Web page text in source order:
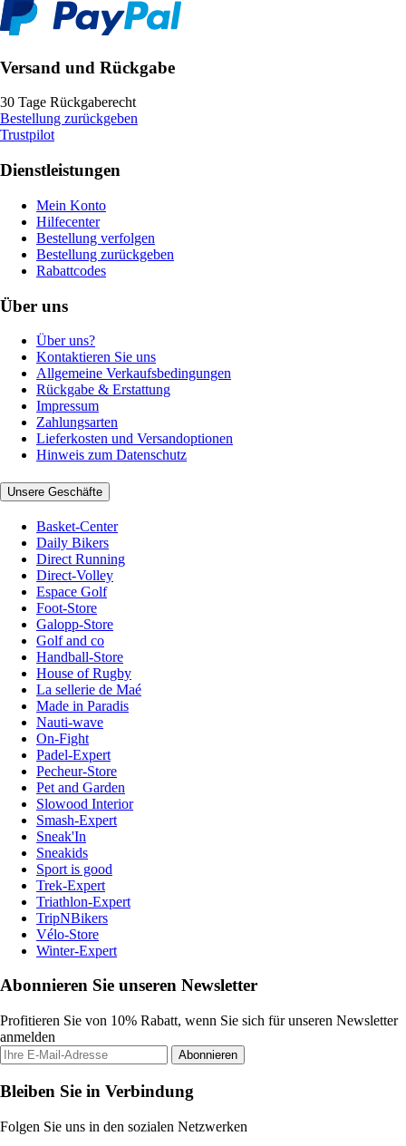
Versand und Rückgabe
30 Tage Rückgaberecht
Bestellung zurückgeben
Trustpilot
Dienstleistungen
Mein Konto
Hilfecenter
Bestellung verfolgen
Bestellung zurückgeben
Rabattcodes
Über uns
Über uns?
Kontaktieren Sie uns
Allgemeine Verkaufsbedingungen
Rückgabe & Erstattung
Impressum
Zahlungsarten
Lieferkosten und Versandoptionen
Hinweis zum Datenschutz
Unsere Geschäfte
Basket-Center
Daily Bikers
Direct Running
Direct-Volley
Espace Golf
Foot-Store
Galopp-Store
Golf and co
Handball-Store
House of Rugby
La sellerie de Maé
Made in Paradis
Nauti-wave
On-Fight
Padel-Expert
Pecheur-Store
Pet and Garden
Slowood Interior
Smash-Expert
Sneak'In
Sneakids
Sport is good
Trek-Expert
Triathlon-Expert
TripNBikers
Vélo-Store
Winter-Expert
Abonnieren Sie unseren Newsletter
Profitieren Sie von 10% Rabatt, wenn Sie sich für unseren Newsletter
anmelden
Abonnieren
Bleiben Sie in Verbindung
Folgen Sie uns in den sozialen Netzwerken